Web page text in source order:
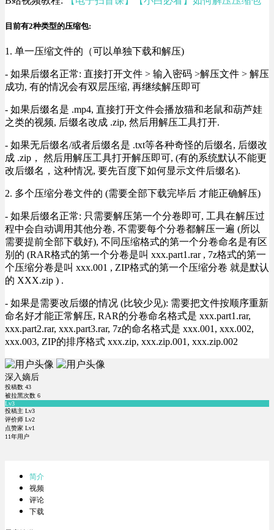
目前有2种类型的压缩包:
1. 单一压缩文件的（可以单独下载和解压)
- 如果后缀名正常: 直接打开文件 > 输入密码 >解压文件 > 解压
成功, 有的情况会有双层压缩, 再继续解压即可
- 如果后缀名是 .mp4, 直接打开文件会播放猫和老鼠和葫芦娃
之类的视频, 后缀名改成 .zip, 然后用解压工具打开.
- 如果无后缀名/或者后缀名是 .txt等各种奇怪的后缀名, 后缀改
成 .zip， 然后用解压工具打开解压即可, (有的系统默认不能更
改后缀名，这种情况, 要先百度下如何显示文件后缀名).
2. 多个压缩分卷文件的 (需要全部下载完毕后 才能正确解压)
- 如果后缀名正常: 只需要解压第一个分卷即可, 工具在解压过
程中会自动调用其他分卷, 不需要每个分卷都解压一遍 (所以
需要提前全部下载好), 不同压缩格式的第一个分卷命名是有区
别的 (RAR格式的第一个分卷是叫 xxx.part1.rar , 7z格式的第一
个压缩分卷是叫 xxx.001 , ZIP格式的第一个压缩分卷 就是默认
的 XXX.zip ) .
- 如果是需要改后缀的情况 (比较少见): 需要把文件按顺序重新
命名好才能正常解压, RAR的分卷命名格式是 xxx.part1.rar,
xxx.part2.rar, xxx.part3.rar, 7z的命名格式是 xxx.001, xxx.002,
xxx.003, ZIP的排序格式 xxx.zip, xxx.zip.001, xxx.zip.002
深入嫡后
投稿数 43
被拉黑次数 6
Lv3
投稿主 Lv3
评价师 Lv2
点赞家 Lv1
11年用户
简介
视频
评论
下载